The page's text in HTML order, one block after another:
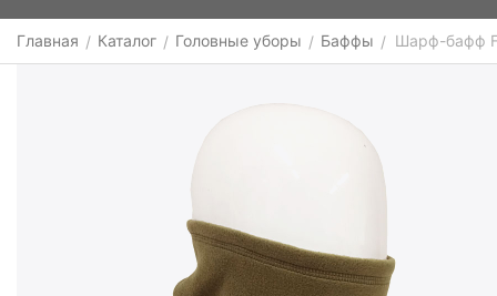
Главная / Каталог / Головные уборы / Баффы / Шарф-бафф